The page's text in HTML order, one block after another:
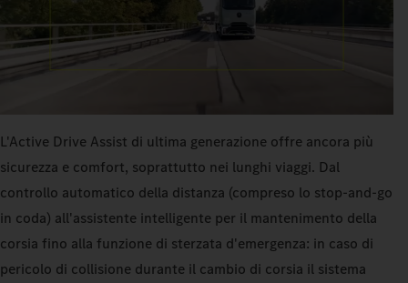
L'Active Drive Assist di ultima generazione offre ancora più
sicurezza e comfort, soprattutto nei lunghi viaggi. Dal
controllo automatico della distanza (compreso lo stop-and-go
in coda) all'assistente intelligente per il mantenimento della
corsia fino alla funzione di sterzata d'emergenza: in caso di
pericolo di collisione durante il cambio di corsia il sistema